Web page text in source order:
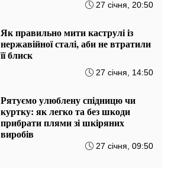
27 січня, 20:50
Як правильно мити каструлі із
нержавійної сталі, аби не втратили
її блиск
27 січня, 14:50
Рятуємо улюблену спідницю чи
куртку: як легко та без шкоди
прибрати плями зі шкіряних
виробів
27 січня, 09:50